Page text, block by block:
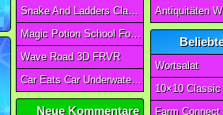
Snake And Ladders Classic
Magic Potion School For Witch
Wave Road 3D FRVR
Car Eats Car Underwater Adventure FRVR
Neue Kommentare
Antiquitäten
Wortsalat
10×10 Classic
Farm Connect